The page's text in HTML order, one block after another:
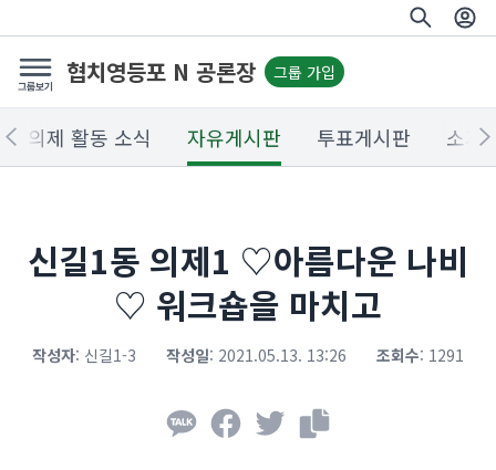
협치영등포 N 공론장 그룹 가입
의제 활동 소식 자유게시판 투표게시판 소개
신길1동 의제1 ♡아름다운 나비
♡ 워크숍을 마치고
작성자: 신길1-3 작성일: 2021.05.13. 13:26 조회수: 1291